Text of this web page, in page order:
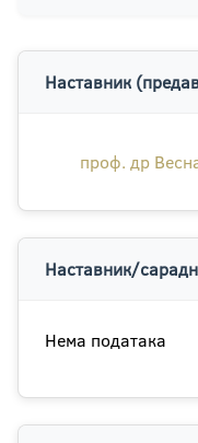
Наставник
проф. др
Наставник/
Нема података